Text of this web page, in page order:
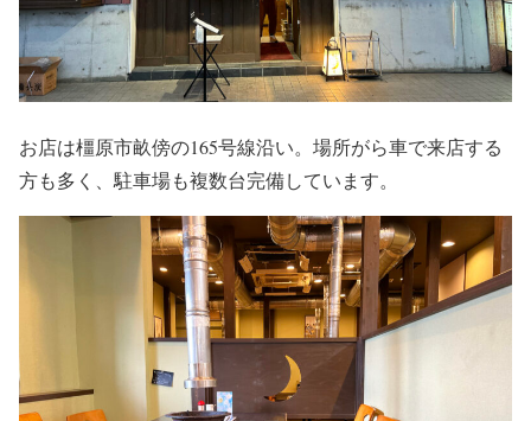
お店は橿原市畝傍の165号線沿い。場所がら車で来店する
方も多く、駐車場も複数台完備しています。